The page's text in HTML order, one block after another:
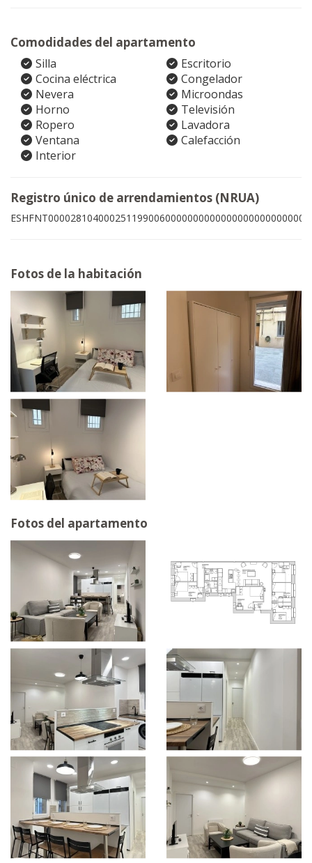
Comodidades del apartamento
Silla
Escritorio
Cocina eléctrica
Congelador
Nevera
Microondas
Horno
Televisión
Ropero
Lavadora
Ventana
Calefacción
Interior
Registro único de arrendamientos (NRUA)
ESHFNT00002810400025119900600000000000000000000000004
Fotos de la habitación
Fotos del apartamento